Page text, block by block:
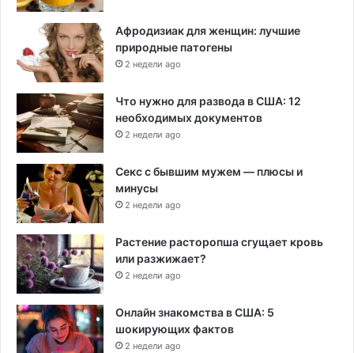
Афродизиак для женщин: лучшие
природные патогены
2 недели ago
Что нужно для развода в США: 12
необходимых документов
2 недели ago
Секс с бывшим мужем — плюсы и
минусы
2 недели ago
Растение расторопша сгущает кровь
или разжижает?
2 недели ago
Онлайн знакомства в США: 5
шокирующих фактов
2 недели ago